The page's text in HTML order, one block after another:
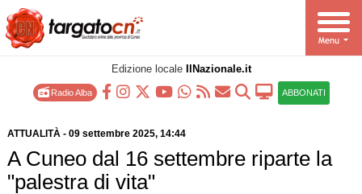
Edizione locale IlNazionale.it
Radio Alba ABBONATI
ATTUALITÀ- 09 settembre 2025, 14:44
A Cuneo dal 16 settembre riparte la
"palestra di vita"